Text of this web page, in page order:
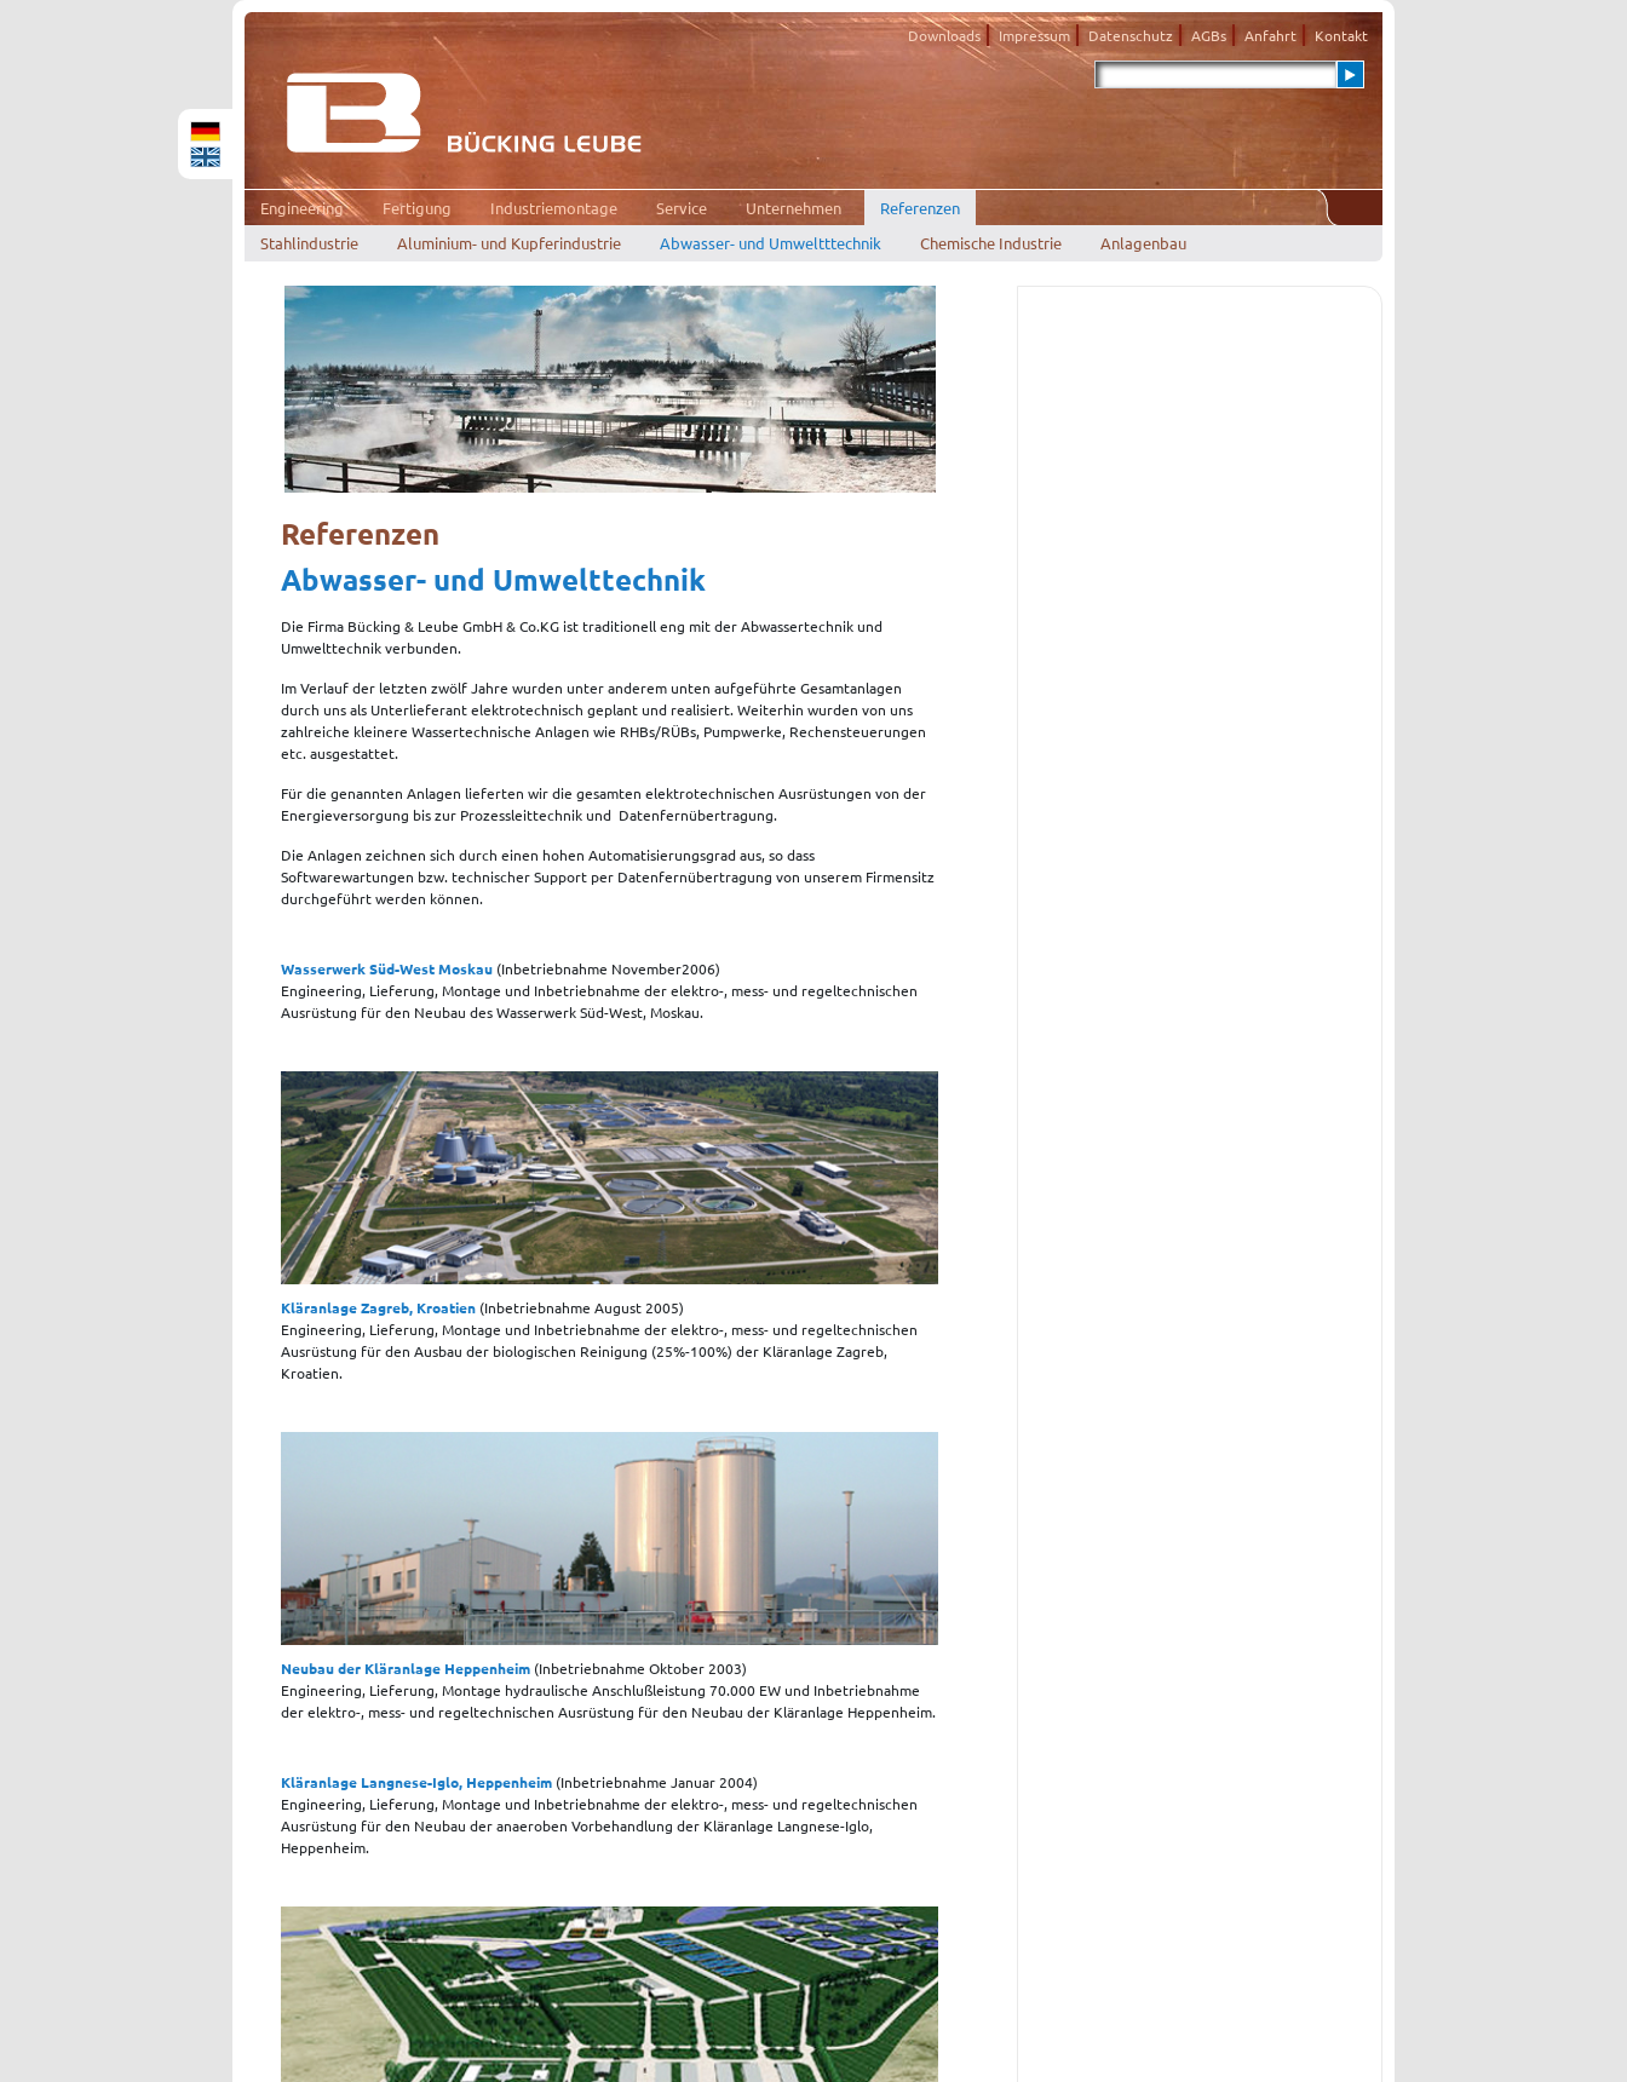
Downloads Impressum Datenschutz AGBs Anfahrt Kontakt
Engineering Fertigung Industriemontage Service Unternehmen
Referenzen
Stahlindustrie
Aluminium- und Kupferindustrie Abwasser- und Umweltttechnik Chemische Industrie Anlagenbau
Referenzen
Abwasser- und Umwelttechnik
Die Firma Bücking & Leube GmbH & Co.KG ist traditionell eng mit der Abwassertechnik und
Umwelttechnik verbunden.
Im Verlauf der letzten zwölf Jahre wurden unter anderem unten aufgeführte Gesamtanlagen
durch uns als Unterlieferant elektrotechnisch geplant und realisiert. Weiterhin wurden von uns
zahlreiche kleinere Wassertechnische Anlagen wie RHBs/RÜBs, Pumpwerke, Rechensteuerungen
etc. ausgestattet.
Für die genannten Anlagen lieferten wir die gesamten elektrotechnischen Ausrüstungen von der
Energieversorgung bis zur Prozessleittechnik und Datenfernübertragung.
Die Anlagen zeichnen sich durch einen hohen Automatisierungsgrad aus, so dass
Softwarewartungen bzw. technischer Support per Datenfernübertragung von unserem Firmensitz
durchgeführt werden können.
Wasserwerk Süd-West Moskau (Inbetriebnahme November2006)
Engineering, Lieferung, Montage und Inbetriebnahme der elektro-, mess- und regeltechnischen
Ausrüstung für den Neubau des Wasserwerk Süd-West, Moskau.
Kläranlage Zagreb, Kroatien (Inbetriebnahme August 2005)
Engineering, Lieferung, Montage und Inbetriebnahme der elektro-, mess- und regeltechnischen
Ausrüstung für den Ausbau der biologischen Reinigung (25%-100%) der Kläranlage Zagreb,
Kroatien.
Neubau der Kläranlage Heppenheim (Inbetriebnahme Oktober 2003)
Engineering, Lieferung, Montage hydraulische Anschlußleistung 70.000 EW und Inbetriebnahme
der elektro-, mess- und regeltechnischen Ausrüstung für den Neubau der Kläranlage Heppenheim.
Kläranlage Langnese-Iglo, Heppenheim (Inbetriebnahme Januar 2004)
Engineering, Lieferung, Montage und Inbetriebnahme der elektro-, mess- und regeltechnischen
Ausrüstung für den Neubau der anaeroben Vorbehandlung der Kläranlage Langnese-Iglo,
Heppenheim.